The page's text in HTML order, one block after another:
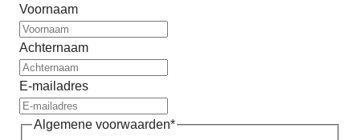
Voornaam
Achternaam
E-mailadres
Algemene voorwaarden*